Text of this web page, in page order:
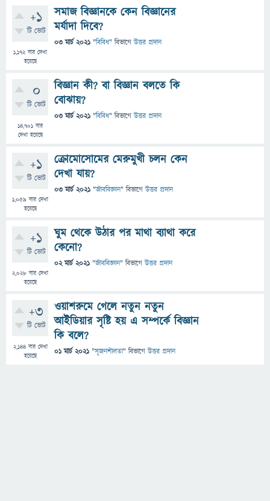
+1
টি ভোট
1,172বার দেখা
হয়েছে
সমাজ বিজ্ঞানকে কেন বিজ্ঞানের
মর্যাদা দিবে?
03 মার্চ 2021 "বিবিধ" বিভাগে উত্তর প্রদান
0
টি ভোট
14,701 বার
দেখা হয়েছে
বিজ্ঞান কী? বা বিজ্ঞান বলতে কি
বোঝায়?
03 মার্চ 2021 "বিবিধ" বিভাগে উত্তর প্রদান
+1
টি ভোট
1,059 বার দেখা
হয়েছে
ক্রোমোসোমের মেরুমুখী চলন কেন
দেখা যায়?
03 মার্চ 2021 "জীববিজ্ঞান" বিভাগে উত্তর প্রদান
+1
টি ভোট
2,028 বার দেখা
হয়েছে
ঘুম থেকে উঠার পর মাথা ব্যাথা করে
কেনো?
02 মার্চ 2021 "জীববিজ্ঞান" বিভাগে উত্তর প্রদান
+3
টি ভোট
2,144বার দেখা
হয়েছে
ওয়াশরুমে গেলে নতুন নতুন
আইডিয়ার সৃষ্টি হয় এ সম্পর্কে বিজ্ঞান
কি বলে?
01 মার্চ 2021 "সৃজনশীলতা" বিভাগে উত্তর প্রদান